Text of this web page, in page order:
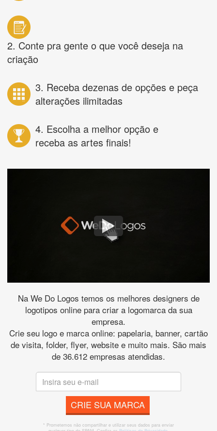
2. Conte pra gente o que você deseja na
criação
3. Receba dezenas de opções e peça
alterações ilimitadas
4. Escolha a melhor opção e
receba as artes finais!
Na We Do Logos temos os melhores designers de
logotipos online para criar a logomarca da sua
empresa.
Crie seu logo e marca online: papelaria, banner, cartão
de visita, folder, flyer, website e muito mais. São mais
de 36.612 empresas atendidas.
CRIE SUA MARCA
* Prometemos não compartilhar e utilizar seus dados para enviar